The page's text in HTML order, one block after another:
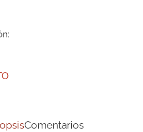
Comentarios